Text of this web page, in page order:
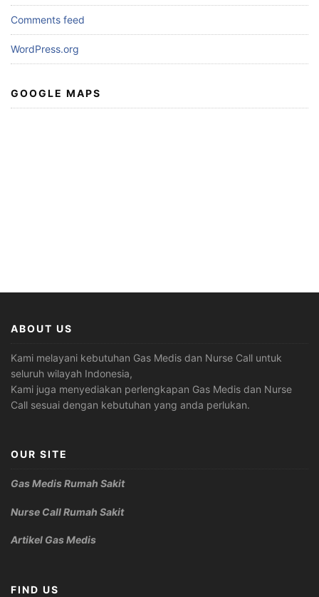
Comments feed
WordPress.org
GOOGLE MAPS
ABOUT US
Kami melayani kebutuhan Gas Medis dan Nurse Call untuk
seluruh wilayah Indonesia,
Kami juga menyediakan perlengkapan Gas Medis dan Nurse
Call sesuai dengan kebutuhan yang anda perlukan.
OUR SITE
Gas Medis Rumah Sakit
Nurse Call Rumah Sakit
Artikel Gas Medis
FIND US